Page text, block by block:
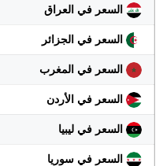
السعر في العراق
السعر في الجزائر
السعر في المغرب
السعر في الأردن
السعر في ليبيا
السعر في سوريا